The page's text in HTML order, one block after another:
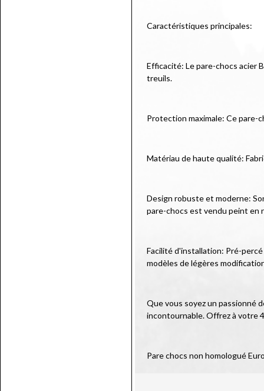
Caractéristiques principales:
Efficacité: Le pare-chocs acier
treuils.
Protection maximale: Ce pare-
Matériau de haute qualité:
Design robuste et moderne:
pare-chocs est vendu peint en
Facilité d'installation: Pré-
modèles de légères
Que vous soyez un passionné
incontournable. Offrez à votre
Pare chocs non homologué